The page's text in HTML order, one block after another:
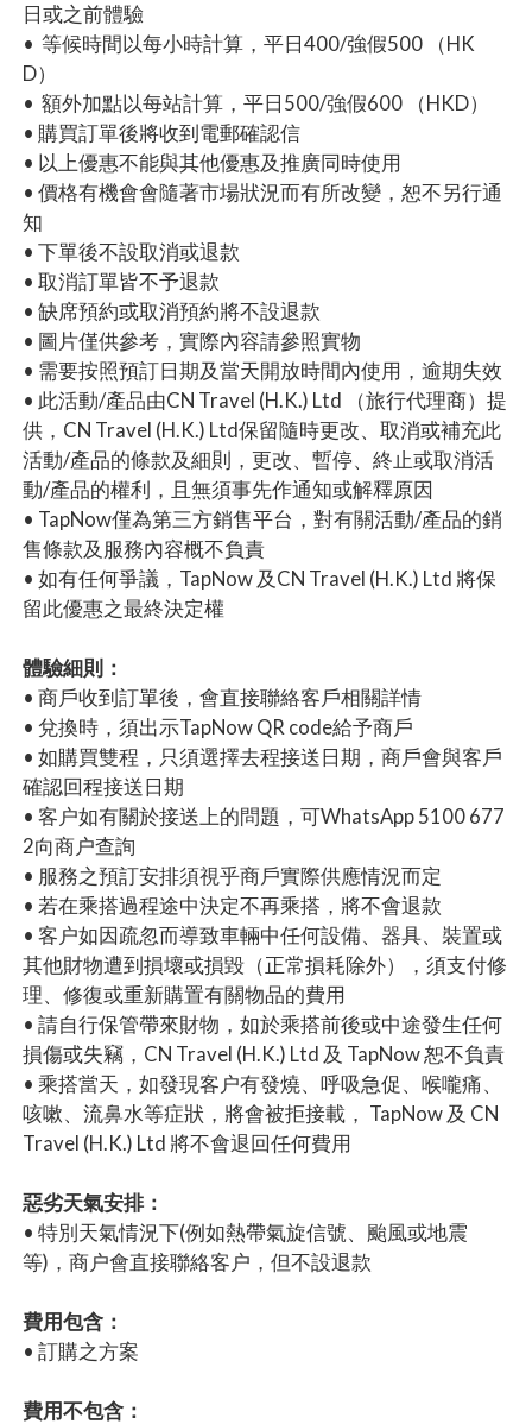
日或之前體驗
• 等候時間以每小時計算，平日400/強假500 （HK
D）
• 額外加點以每站計算，平日500/強假600 （HKD）
• 購買訂單後將收到電郵確認信
• 以上優惠不能與其他優惠及推廣同時使用
• 價格有機會會隨著市場狀況而有所改變，恕不另行通
知
• 下單後不設取消或退款
• 取消訂單皆不予退款
• 缺席預約或取消預約將不設退款
• 圖片僅供參考，實際內容請參照實物
• 需要按照預訂日期及當天開放時間內使用，逾期失效
• 此活動/產品由CN Travel (H.K.) Ltd （旅行代理商）提
供，CN Travel (H.K.) Ltd保留隨時更改、取消或補充此
活動/產品的條款及細則，更改、暫停、終止或取消活
動/產品的權利，且無須事先作通知或解釋原因
• TapNow僅為第三方銷售平台，對有關活動/產品的銷
售條款及服務內容概不負責
• 如有任何爭議，TapNow 及CN Travel (H.K.) Ltd 將保
留此優惠之最終決定權
體驗細則：
• 商戶收到訂單後，會直接聯絡客戶相關詳情
• 兌換時，須出示TapNow QR code給予商戶
• 如購買雙程，只須選擇去程接送日期，商戶會與客戶
確認回程接送日期
• 客户如有關於接送上的問題，可WhatsApp 5100 677
2向商户查詢
• 服務之預訂安排須視乎商戶實際供應情況而定
• 若在乘搭過程途中決定不再乘搭，將不會退款
• 客户如因疏忽而導致車輛中任何設備、器具、裝置或
其他財物遭到損壞或損毀（正常損耗除外），須支付修
理、修復或重新購置有關物品的費用
• 請自行保管帶來財物，如於乘搭前後或中途發生任何
損傷或失竊，CN Travel (H.K.) Ltd 及 TapNow 恕不負責
• 乘搭當天，如發現客户有發燒、呼吸急促、喉嚨痛、
咳嗽、流鼻水等症狀，將會被拒接載， TapNow 及 CN
Travel (H.K.) Ltd 將不會退回任何費用
惡劣天氣安排：
• 特別天氣情況下(例如熱帶氣旋信號、颱風或地震
等)，商户會直接聯絡客户，但不設退款
費用包含：
• 訂購之方案
費用不包含：